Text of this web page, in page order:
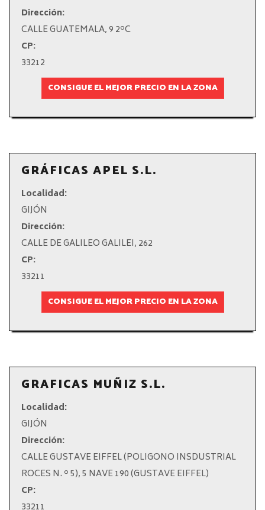
Dirección:
CALLE GUATEMALA, 9 2ºC
CP:
33212
CONSIGUE EL MEJOR PRECIO EN LA ZONA
GRÁFICAS APEL S.L.
Localidad:
GIJÓN
Dirección:
CALLE DE GALILEO GALILEI, 262
CP:
33211
CONSIGUE EL MEJOR PRECIO EN LA ZONA
GRAFICAS MUÑIZ S.L.
Localidad:
GIJÓN
Dirección:
CALLE GUSTAVE EIFFEL (POLIGONO INSDUSTRIAL
ROCES N. º 5), 5 NAVE 190 (GUSTAVE EIFFEL)
CP: